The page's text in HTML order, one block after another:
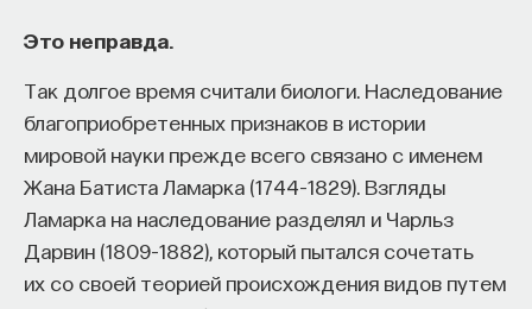
Это неправда.
Так долгое время считали биологи. Наследование
благоприобретенных признаков в истории
мировой науки прежде всего связано с именем
Жана Батиста Ламарка (1744–1829). Взгляды
Ламарка на наследование разделял и Чарльз
Дарвин (1809–1882), который пытался сочетать
их со своей теорией происхождения видов путем